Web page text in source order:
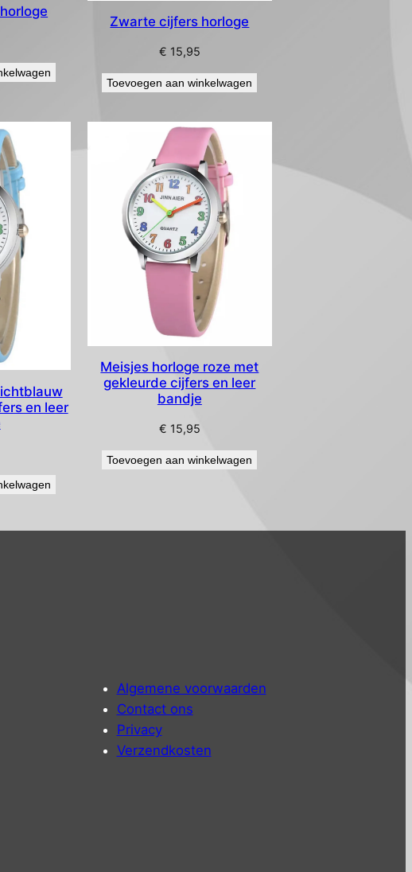
Zwarte cijfers horloge
€ 15,95
Toevoegen aan winkelwagen
en leer
Meisjes horloge roze met
gekleurde cijfers en leer
bandje
€ 15,95
Toevoegen aan winkelwagen
Algemene voorwaarden
Contact ons
Privacy
Verzendkosten